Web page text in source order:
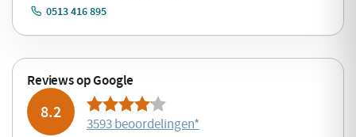
0513 416 895
Reviews op Google
8.2
3593 beoordelingen*